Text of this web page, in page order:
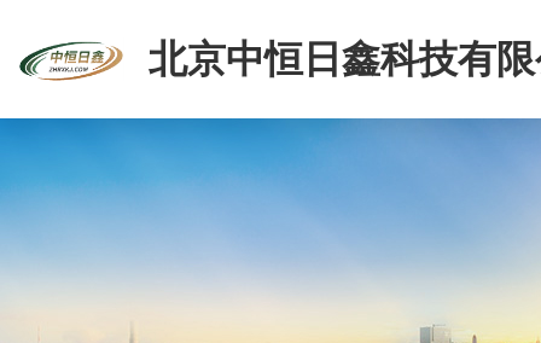
北京中恒日鑫科技有